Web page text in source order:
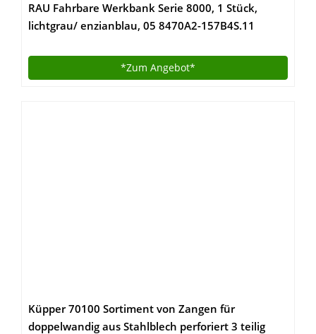
RAU Fahrbare Werkbank Serie 8000, 1 Stück,
lichtgrau/ enzianblau, 05 8470A2-157B4S.11
*Zum Angebot*
Küpper 70100 Sortiment von Zangen für
doppelwandig aus Stahlblech perforiert 3 teilig